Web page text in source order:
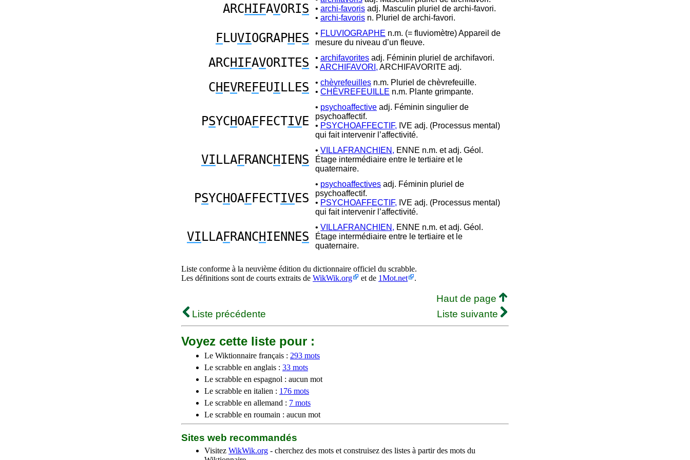
ARCHIFAVORIS
• archi-favoris adj. Masculin pluriel de archi-favori.
• archi-favoris n. Pluriel de archi-favori.
F LUVIOGRAPH ES • FLUVIOGRAPHE n.m. (= fluviomètre) Appareil de
mesure du niveau d’un fleuve.
ARCHIFAVORITES • archifavorites adj. Féminin pluriel de archifavori.
• ARCHIFAVORI, ARCHIFAVORITE adj.
CH EVRE FEUI LLES • chèvrefeuilles n.m. Pluriel de chèvrefeuille.
• CHÈVREFEUILLE n.m. Plante grimpante.
PSYCHOAF FECTIVE
• psychoaffective adj. Féminin singulier de
psychoaffectif.
• PSYCHOAFFECTIF, IVE adj. (Processus mental)
qui fait intervenir l’affectivité.
VI LLAFRANCHIENS
• VILLAFRANCHIEN, ENNE n.m. et adj. Géol.
Étage intermédiaire entre le tertiaire et le
quaternaire.
PSYCHOAF FECTIVES
• psychoaffectives adj. Féminin pluriel de
psychoaffectif.
• PSYCHOAFFECTIF, IVE adj. (Processus mental)
qui fait intervenir l’affectivité.
VI LLAFRANCHIENNES
• VILLAFRANCHIEN, ENNE n.m. et adj. Géol.
Étage intermédiaire entre le tertiaire et le
quaternaire.
Liste conforme à la neuvième édition du dictionnaire officiel du scrabble.
Les définitions sont de courts extraits de WikWik.org et de 1Mot.net .
Haut de page
Liste précédente
Liste suivante
Voyez cette liste pour :
Le Wiktionnaire français : 293 mots
Le scrabble en anglais : 33 mots
Le scrabble en espagnol : aucun mot
Le scrabble en italien : 176 mots
Le scrabble en allemand : 7 mots
Le scrabble en roumain : aucun mot
Sites web recommandés
Visitez WikWik.org - cherchez des mots et construisez des listes à partir des mots du